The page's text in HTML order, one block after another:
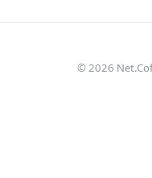
© 2026